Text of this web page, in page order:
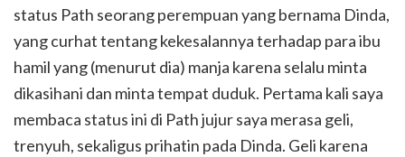
status Path seorang perempuan yang bernama Dinda,
yang curhat tentang kekesalannya terhadap para ibu
hamil yang (menurut dia) manja karena selalu minta
dikasihani dan minta tempat duduk. Pertama kali saya
membaca status ini di Path jujur saya merasa geli,
trenyuh, sekaligus prihatin pada Dinda. Geli karena